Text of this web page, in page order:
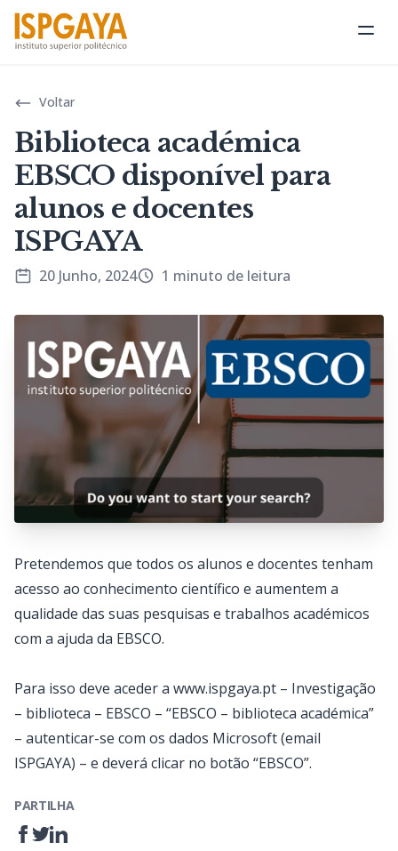
Voltar
Biblioteca académica
EBSCO disponível para
alunos e docentes
ISPGAYA
20 Junho, 2024 1 minuto de leitura
Pretendemos que todos os alunos e docentes tenham
acesso ao conhecimento científico e aumentem a
qualidade das suas pesquisas e trabalhos académicos
com a ajuda da EBSCO.
Para isso deve aceder a www.ispgaya.pt – Investigação
– biblioteca – EBSCO – “EBSCO – biblioteca académica”
– autenticar-se com os dados Microsoft (email
ISPGAYA) – e deverá clicar no botão “EBSCO”.
PARTILHA